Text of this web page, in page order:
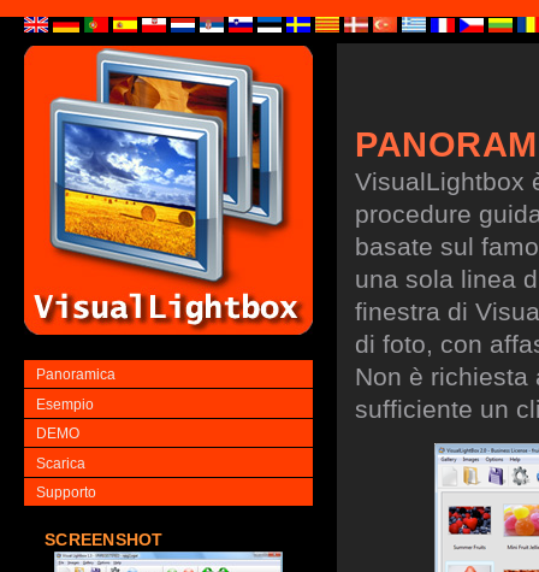
Panoramica
Esempio
DEMO
Scarica
Supporto
SCREENSHOT
VisualLightbox
procedure
basate sul
una sola linea
finestra di
di foto, con
Non è richiesta
sufficiente un